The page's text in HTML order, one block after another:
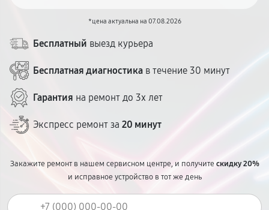
*цена актуальна на 07.08.2026
Бесплатный выезд курьера
Бесплатная диагностика в течение 30 минут
Гарантия на ремонт до 3х лет
Экспресс ремонт за 20 минут
Закажите ремонт в нашем сервисном центре, и получитескидку 20%
и исправное устройство в тот же день